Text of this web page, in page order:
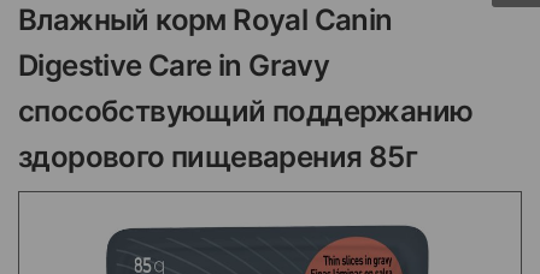
Влажный корм Royal Canin
Digestive Care in Gravy
способствующий поддержанию
здорового пищеварения 85г